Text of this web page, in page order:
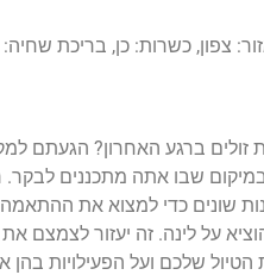
שבו אתה מתכננים לבקר.
שונים כדי למצוא את
על לינה. זה יעזור
שלכם ועל הפעילויות